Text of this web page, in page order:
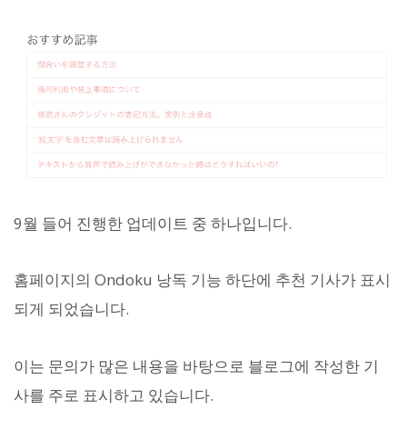
9월 들어 진행한 업데이트 중 하나입니다.
홈페이지의 Ondoku 낭독 기능 하단에 추천 기사가 표시
되게 되었습니다.
이는 문의가 많은 내용을 바탕으로 블로그에 작성한 기
사를 주로 표시하고 있습니다.